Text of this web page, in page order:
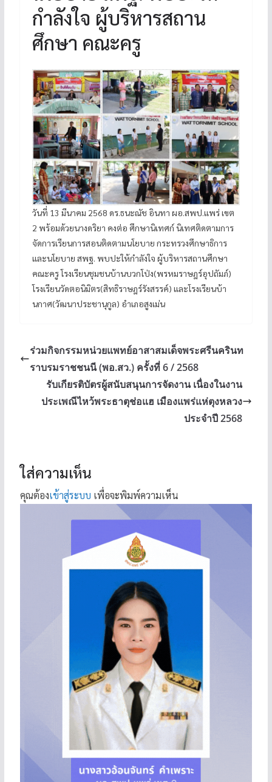
กำลังใจ ผู้บริหารสถาน
ศึกษา คณะครู
วันที่ 13 มีนาคม 2568 ดร.ธนะณัช อินทา ผอ.สพป.แพร่ เขต
2 พร้อมด้วยนางดริยา คงต่อ ศึกษานิเทศก์ นิเทศติดตามการ
จัดการเรียนการสอนติดตามนโยบาย กระทรวงศึกษาธิการ
และนโยบาย สพฐ. พบปะให้กำลังใจ ผู้บริหารสถานศึกษา
คณะครู โรงเรียนชุมชนบ้านบวกโป่ง(พรหมราษฎร์อุปถัมภ์)
โรงเรียนวัดตอนิมิตร(สิทธิราษฎร์รังสรรค์) และโรงเรียนบ้า
นกาศ(วัฒนาประชานุกูล) อำเภอสูงเม่น
ร่วมกิจกรรมหน่วยแพทย์อาสาสมเด็จพระศรีนครินท
ราบรมราชชนนี (พอ.สว.) ครั้งที่ 6 / 2568
รับเกียรติบัตรผู้สนับสนุนการจัดงาน เนื่องในงาน
ประเพณีไหว้พระธาตุช่อแฮ เมืองแพร่แห่ตุงหลวง
ประจำปี 2568
ใส่ความเห็น
คุณต้องเข้าสู่ระบบ เพื่อจะพิมพ์ความเห็น